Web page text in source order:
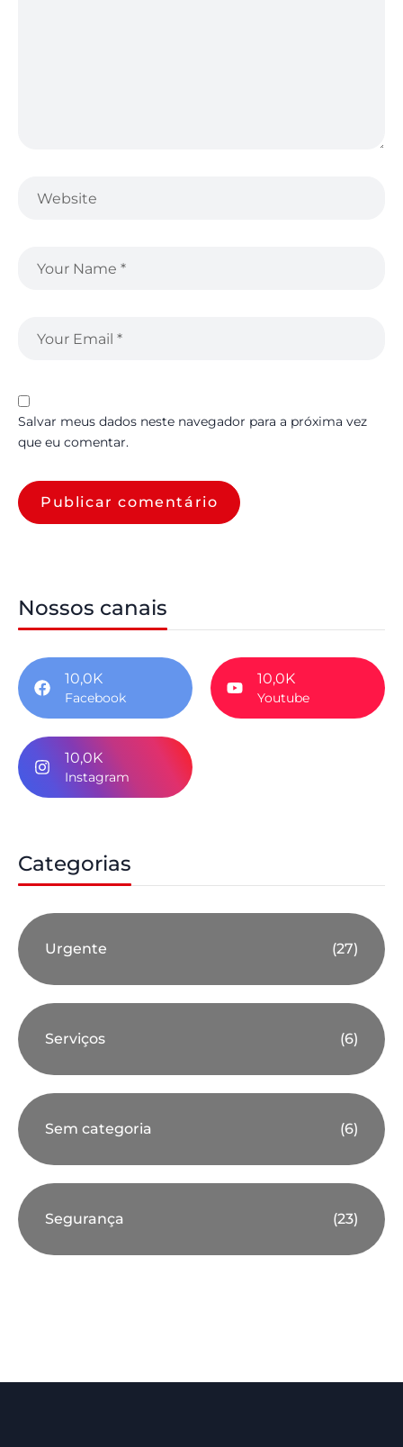
Salvar meus dados neste navegador para a próxima vez
que eu comentar.
Nossos canais
10,0K
Facebook
10,0K
Youtube
10,0K
Instagram
Categorias
Urgente (27)
Serviços (6)
Sem categoria (6)
Segurança (23)